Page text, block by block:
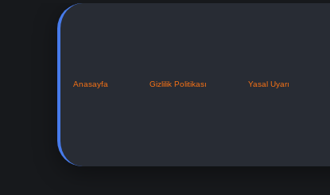
Anasayfa Gizlilik Politikası Yasal Uyarı